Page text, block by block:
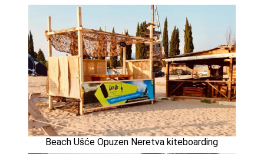
Beach Ušće Opuzen Neretva kiteboarding